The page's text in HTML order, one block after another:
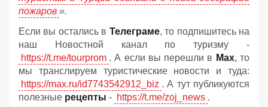
пожаров ».
Если вы остались в Телеграме, то подпишитесь на
наш Новостной канал по туризму -
https://t.me/tourprom . А если вы перешли в Мах, то
мы транслируем туристические новости и туда:
https://max.ru/id7743542912_biz . А тут публикуются
полезные рецепты - https://t.me/zoj_news .